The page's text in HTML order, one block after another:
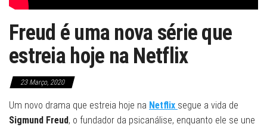
Freud é uma nova série que
estreia hoje na Netflix
23 Março, 2020
Um novo drama que estreia hoje na Netflix segue a vida de
Sigmund Freud, o fundador da psicanálise, enquanto ele se une